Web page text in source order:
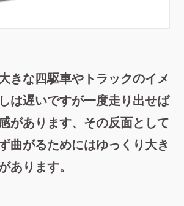
きな四駆車やトラックのイメ
は遅いですが一度走り出せば
があります、その反面として
曲がるためにはゆっくり大き
あります。